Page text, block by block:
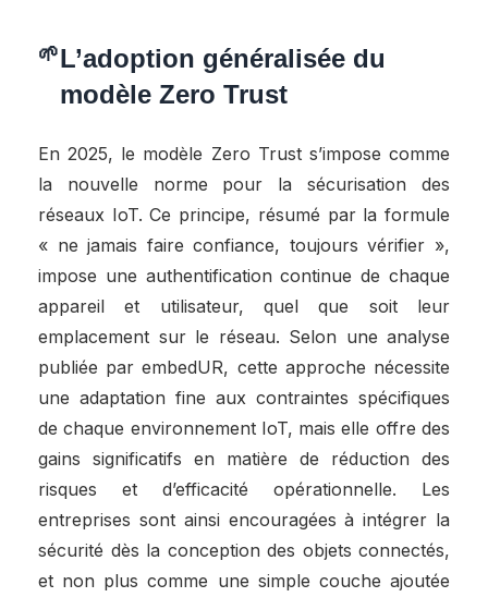
L’adoption généralisée du
modèle Zero Trust
En 2025, le modèle Zero Trust s’impose comme
la nouvelle norme pour la sécurisation des
réseaux IoT. Ce principe, résumé par la formule
« ne jamais faire confiance, toujours vérifier »,
impose une authentification continue de chaque
appareil et utilisateur, quel que soit leur
emplacement sur le réseau. Selon une analyse
publiée par embedUR, cette approche nécessite
une adaptation fine aux contraintes spécifiques
de chaque environnement IoT, mais elle offre des
gains significatifs en matière de réduction des
risques et d’efficacité opérationnelle. Les
entreprises sont ainsi encouragées à intégrer la
sécurité dès la conception des objets connectés,
et non plus comme une simple couche ajoutée